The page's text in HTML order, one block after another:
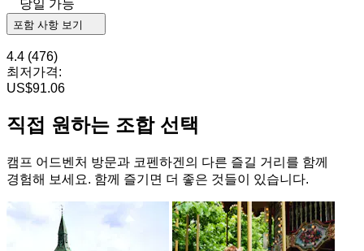
당일 가능
포함 사항 보기
4.4 (476)
최저가격:
US$91.06
직접 원하는 조합 선택
캠프 어드벤처 방문과 코펜하겐의 다른 즐길 거리를 함께
경험해 보세요. 함께 즐기면 더 좋은 것들이 있습니다.